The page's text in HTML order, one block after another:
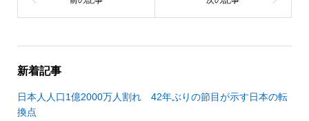
新着記事
日本人人口1億2000万人割れ 42年ぶりの節目が示す日本の転
換点